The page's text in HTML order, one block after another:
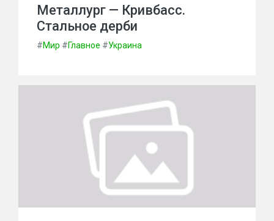
Металлург — Кривбасс.
Стальное дерби
#Мир #Главное #Украина